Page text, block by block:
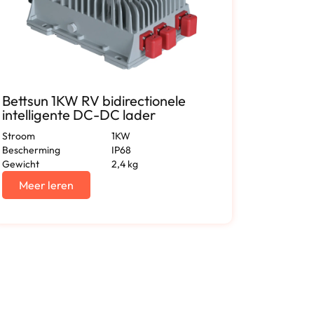
Bettsun 1KW RV bidirectionele
intelligente DC-DC lader
Stroom
1KW
Bescherming
IP68
Gewicht
2,4 kg
Meer leren